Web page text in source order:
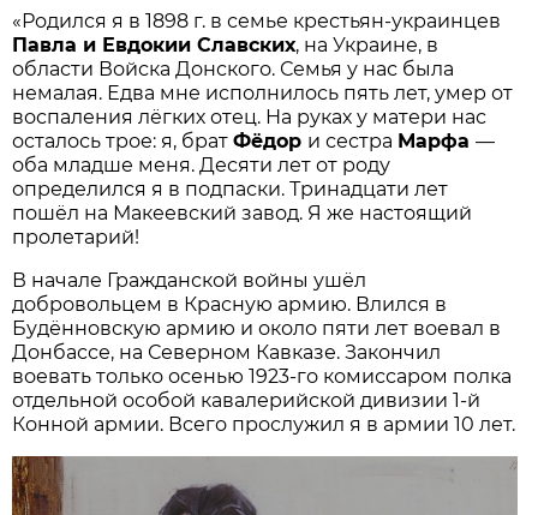
«Родился я в 1898 г. в семье крестьян-украинцев
Павла и Евдокии Славских, на Украине, в
области Войска Донского. Семья у нас была
немалая. Едва мне исполнилось пять лет, умер от
воспаления лёгких отец. На руках у матери нас
осталось трое: я, братФёдор и сестра Марфа—
оба младше меня. Десяти лет от роду
определился я в подпаски. Тринадцати лет
пошёл на Макеевский завод. Я же настоящий
пролетарий!
В начале Гражданской войны ушёл
добровольцем в Красную армию. Влился в
Будённовскую армию и около пяти лет воевал в
Донбассе, на Северном Кавказе. Закончил
воевать только осенью 1923-го комиссаром полка
отдельной особой кавалерийской дивизии 1-й
Конной армии. Всего прослужил я в армии 10 лет.